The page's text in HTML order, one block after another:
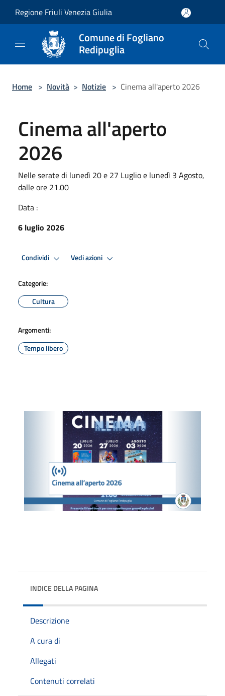
Regione Friuli Venezia Giulia
Comune di Fogliano
Redipuglia
Home > Novità > Notizie > Cinema all'aperto 2026
Cinema all'aperto
2026
Nelle serate di lunedì 20 e 27 Luglio e lunedì 3 Agosto,
dalle ore 21.00
Data :
6 luglio 2026
Condividi Vedi azioni
Categorie:
Cultura
Argomenti:
Tempo libero
INDICE DELLA PAGINA
Descrizione
A cura di
Allegati
Contenuti correlati